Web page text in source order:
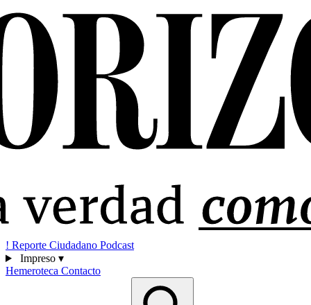
! Reporte Ciudadano Podcast
Impreso ▾
Hemeroteca Contacto